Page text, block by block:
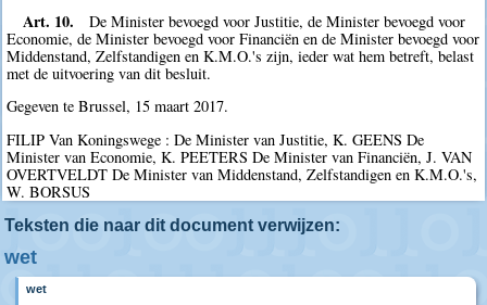
Art. 10.
De Minister bevoegd voor Justitie, de Minister bevoegd voor
Economie, de Minister bevoegd voor Financiën en de Minister bevoegd voor
Middenstand, Zelfstandigen en K.M.O.'s zijn, ieder wat hem betreft, belast
met de uitvoering van dit besluit.
Gegeven te Brussel, 15 maart 2017.
FILIP Van Koningswege : De Minister van Justitie, K. GEENS De
Minister van Economie, K. PEETERS De Minister van Financiën, J. VAN
OVERTVELDT De Minister van Middenstand, Zelfstandigen en K.M.O.'s,
W. BORSUS
Teksten die naar dit document verwijzen:
wet
wet